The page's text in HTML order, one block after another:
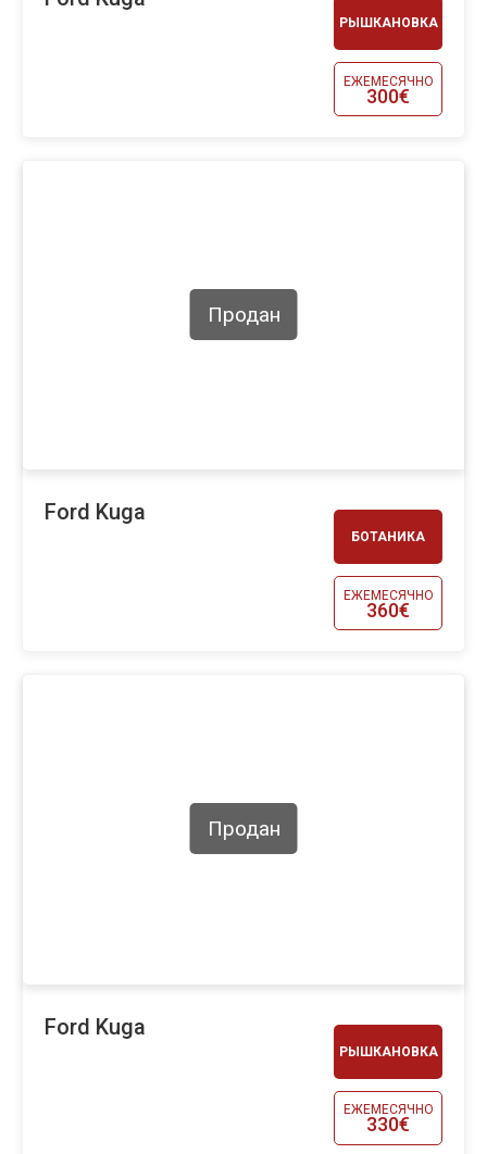
РЫШКАНОВКА
ЕЖЕМЕСЯЧНО
300€
БОТАНИКА
ЕЖЕМЕСЯЧНО
360€
Продан
Ford Kuga
РЫШКАНОВКА
ЕЖЕМЕСЯЧНО
330€
Продан
Ford Kuga